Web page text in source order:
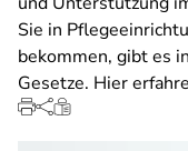
Sie in
bekommen, gibt es
Gesetze. Hier